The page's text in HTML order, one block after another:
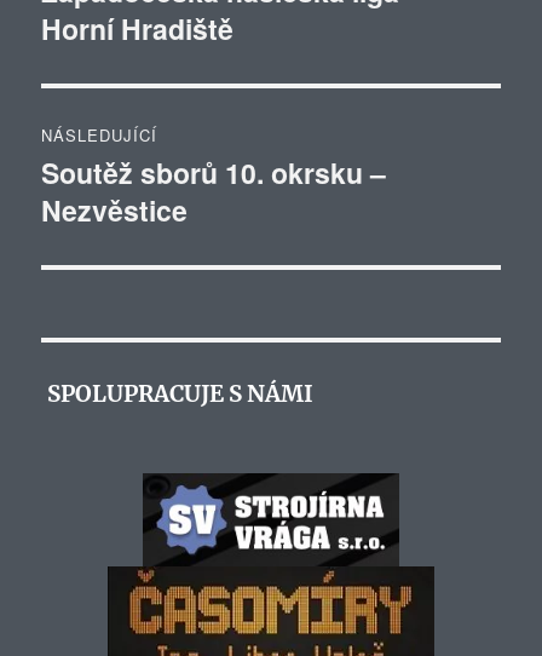
příspěvek
příspěvek:
Horní Hradiště
NÁSLEDUJÍCÍ
Následující
příspěvek:
Soutěž sborů 10. okrsku –
Nezvěstice
SPOLUPRACUJE S NÁMI